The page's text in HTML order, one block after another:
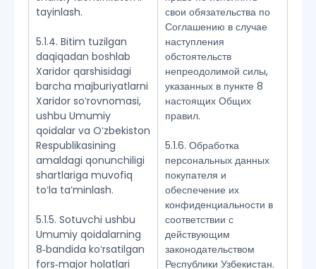
tayinlash.
5.1.4. Bitim tuzilgan
daqiqadan boshlab
Xaridor qarshisidagi
barcha majburiyatlarni
Xaridor soʻrovnomasi,
ushbu Umumiy
qoidalar va Oʻzbekiston
Respublikasining
amaldagi qonunchiligi
shartlariga muvofiq
toʻla taʼminlash.
5.1.5. Sotuvchi ushbu
Umumiy qoidalarning
8‑bandida koʻrsatilgan
fors‑major holatlari
свои обязательства по
Соглашению в случае
наступления
обстоятельств
непреодолимой силы,
указанных в пункте 8
настоящих Общих
правил.
5.1.6. Обработка
персональных данных
покупателя и
обеспечение их
конфиденциальности в
соответствии с
действующим
законодательством
Республики Узбекистан.